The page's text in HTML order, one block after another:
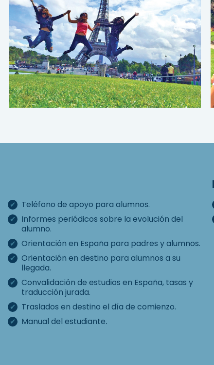
Teléfono de apoyo para alumnos.
Informes periódicos sobre la evolución del
alumno.
Orientación en España para padres y alumnos.
Orientación en destino para alumnos a su
llegada.
Convalidación de estudios en España, tasas y
traducción jurada.
Traslados en destino el día de comienzo.
Manual del estudiante.